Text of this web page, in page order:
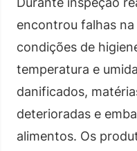
encontrou falhas
condições de
temperatura e
danificados,
deterioradas e
alimentos. Os